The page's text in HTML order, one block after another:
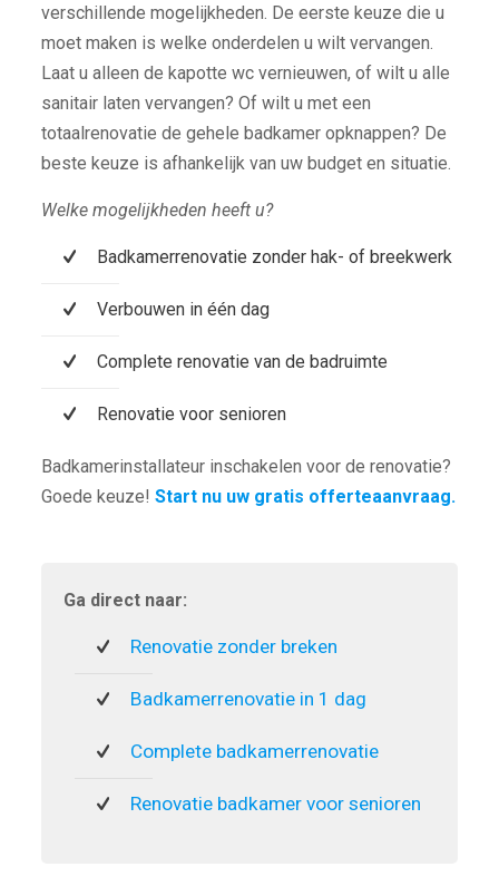
verschillende mogelijkheden. De eerste keuze die u
moet maken is welke onderdelen u wilt vervangen.
Laat u alleen de kapotte wc vernieuwen, of wilt u alle
sanitair laten vervangen? Of wilt u met een
totaalrenovatie de gehele badkamer opknappen? De
beste keuze is afhankelijk van uw budget en situatie.
Welke mogelijkheden heeft u?
Badkamerrenovatie zonder hak- of breekwerk
Verbouwen in één dag
Complete renovatie van de badruimte
Renovatie voor senioren
Badkamerinstallateur inschakelen voor de renovatie?
Goede keuze! Start nu uw gratis offerteaanvraag.
Ga direct naar:
Renovatie zonder breken
Badkamerrenovatie in 1 dag
Complete badkamerrenovatie
Renovatie badkamer voor senioren